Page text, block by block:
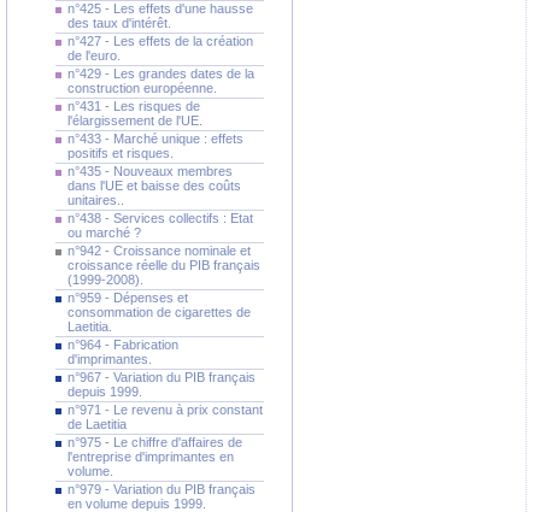
n°425 - Les effets d'une hausse
des taux d'intérêt.
n°427 - Les effets de la création
de l'euro.
n°429 - Les grandes dates de la
construction européenne.
n°431 - Les risques de
l'élargissement de l'UE.
n°433 - Marché unique : effets
positifs et risques.
n°435 - Nouveaux membres
dans l'UE et baisse des coûts
unitaires..
n°438 - Services collectifs : Etat
ou marché ?
n°942 - Croissance nominale et
croissance réelle du PIB français
(1999-2008).
n°959 - Dépenses et
consommation de cigarettes de
Laetitia.
n°964 - Fabrication
d'imprimantes.
n°967 - Variation du PIB français
depuis 1999.
n°971 - Le revenu à prix constant
de Laetitia
n°975 - Le chiffre d'affaires de
l'entreprise d'imprimantes en
volume.
n°979 - Variation du PIB français
en volume depuis 1999.